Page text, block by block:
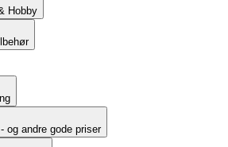
Hobby
og andre gode priser